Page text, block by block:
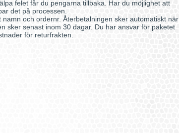
felet får du pengarna tillbaka. Har du möjlighet att
det på processen.
och ordernr. Återbetalningen sker automatiskt när
sker senast inom 30 dagar. Du har ansvar för paketet
för returfrakten.